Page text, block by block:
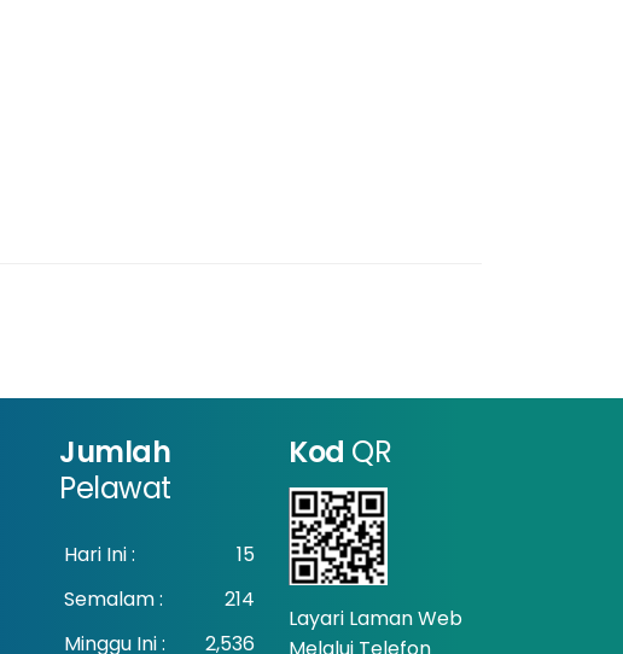
Jumlah
Pelawat
Hari Ini :
15
Semalam :
214
Minggu Ini :
2,536
Kod QR
Layari Laman Web
Melalui Telefon